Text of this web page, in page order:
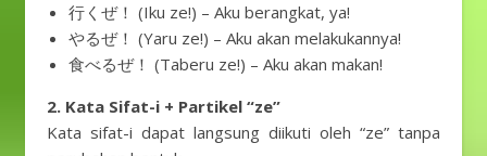
行くぜ！ (Iku ze!) – Aku berangkat, ya!
やるぜ！ (Yaru ze!) – Aku akan melakukannya!
食べるぜ！ (Taberu ze!) – Aku akan makan!
2. Kata Sifat-i + Partikel “ze”
Kata sifat-i dapat langsung diikuti oleh “ze” tanpa